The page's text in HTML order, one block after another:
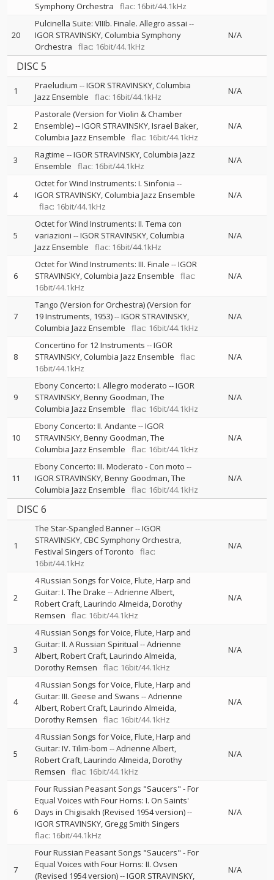
Symphony Orchestra flac: 16bit/44.1kHz
20
Pulcinella Suite: VIIIb. Finale. Allegro assai --
IGOR STRAVINSKY Columbia Symphony
Orchestra
flac: 16bit/44.1kHz
N/A
DISC 5
1 Praeludium --IGOR STRAVINSKY Columbia
Jazz Ensemble
flac: 16bit/44.1kHz
N/A
2
Pastorale (Version for Violin & Chamber
Ensemble)--IGOR STRAVINSKY Israel Baker
Columbia Jazz Ensemble
flac: 16bit/44.1kHz
N/A
3 Ragtime --IGOR STRAVINSKY Columbia Jazz
Ensemble
flac: 16bit/44.1kHz
N/A
4
Octet for Wind Instruments: I. Sinfonia --
IGOR STRAVINSKY Columbia Jazz Ensemble
flac: 16bit/44.1kHz
N/A
5
Octet for Wind Instruments: II. Tema con
variazioni --IGOR STRAVINSKY Columbia
Jazz Ensemble
flac: 16bit/44.1kHz
N/A
6
Octet for Wind Instruments: III. Finale --IGOR
STRAVINSKY Columbia Jazz Ensemble
flac:
16bit/44.1kHz
N/A
7
Tango (Version for Orchestra) (Version for
19 Instruments, 1953)--IGOR STRAVINSKY
Columbia Jazz Ensemble
flac: 16bit/44.1kHz
N/A
8
Concertino for 12 Instruments --IGOR
STRAVINSKY Columbia Jazz Ensemble
flac:
16bit/44.1kHz
N/A
9
Ebony Concerto: I. Allegro moderato --IGOR
STRAVINSKY Benny Goodman The
Columbia Jazz Ensemble
flac: 16bit/44.1kHz
N/A
10
Ebony Concerto: II. Andante --IGOR
STRAVINSKY Benny Goodman The
Columbia Jazz Ensemble
flac: 16bit/44.1kHz
N/A
11
Ebony Concerto: III. Moderato - Con moto --
IGOR STRAVINSKY Benny Goodman The
Columbia Jazz Ensemble
flac: 16bit/44.1kHz
N/A
DISC 6
1
The Star-Spangled Banner--IGOR
STRAVINSKY CBC Symphony Orchestra
Festival Singers of Toronto
flac:
16bit/44.1kHz
N/A
2
4 Russian Songs for Voice, Flute, Harp and
Guitar: I. The Drake --Adrienne Albert
Robert Craft Laurindo Almeida Dorothy
Remsen
flac: 16bit/44.1kHz
N/A
3
4 Russian Songs for Voice, Flute, Harp and
Guitar: II. A Russian Spiritual --Adrienne
Albert Robert Craft Laurindo Almeida
Dorothy Remsen
flac: 16bit/44.1kHz
N/A
4
4 Russian Songs for Voice, Flute, Harp and
Guitar: III. Geese and Swans --Adrienne
Albert Robert Craft Laurindo Almeida
Dorothy Remsen
flac: 16bit/44.1kHz
N/A
5
4 Russian Songs for Voice, Flute, Harp and
Guitar: IV. Tilim-bom --Adrienne Albert
Robert Craft Laurindo Almeida Dorothy
Remsen
flac: 16bit/44.1kHz
N/A
6
Four Russian Peasant Songs "Saucers" - For
Equal Voices with Four Horns: I. On Saints'
Days in Chigisakh (Revised 1954 version)--
IGOR STRAVINSKY Gregg Smith Singers
flac: 16bit/44.1kHz
N/A
7
Four Russian Peasant Songs "Saucers" - For
Equal Voices with Four Horns: II. Ovsen
(Revised 1954 version)--IGOR STRAVINSKY
N/A